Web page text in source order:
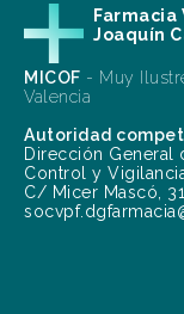
Farmacia
Joaquín
MICOF - Muy
Valencia
Autoridad
Dirección General
Control y
C/ Micer Mascó,